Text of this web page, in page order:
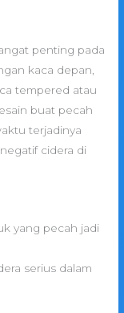
penting pada
kaca depan,
tempered atau
buat pecah
terjadinya
cidera di
yang pecah jadi
serius dalam